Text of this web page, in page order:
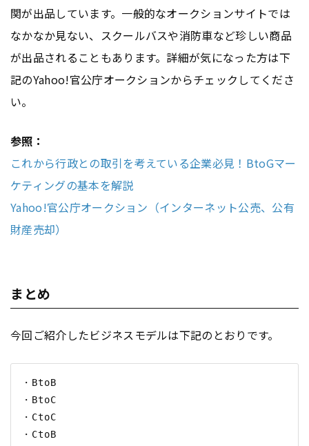
関が出品しています。一般的なオークションサイトでは
なかなか見ない、スクールバスや消防車など珍しい商品
が出品されることもあります。詳細が気になった方は下
記のYahoo!官公庁オークションからチェックしてくださ
い。
参照：
これから行政との取引を考えている企業必見！BtoGマー
ケティングの基本を解説
Yahoo!官公庁オークション（インターネット公売、公有
財産売却）
まとめ
今回ご紹介したビジネスモデルは下記のとおりです。
・BtoB
・BtoC
・CtoC
・CtoB